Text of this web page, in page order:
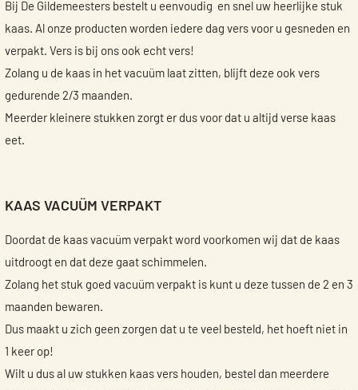
Bij De Gildemeesters bestelt u eenvoudig en snel uw heerlijke stuk
kaas. Al onze producten worden iedere dag vers voor u gesneden en
verpakt. Vers is bij ons ook echt vers!
Zolang u de kaas in het vacuüm laat zitten, blijft deze ook vers
gedurende 2/3 maanden.
Meerder kleinere stukken zorgt er dus voor dat u altijd verse kaas
eet.
KAAS VACUÜM VERPAKT
Doordat de kaas vacuüm verpakt word voorkomen wij dat de kaas
uitdroogt en dat deze gaat schimmelen.
Zolang het stuk goed vacuüm verpakt is kunt u deze tussen de 2 en 3
maanden bewaren.
Dus maakt u zich geen zorgen dat u te veel besteld, het hoeft niet in
1 keer op!
Wilt u dus al uw stukken kaas vers houden, bestel dan meerdere